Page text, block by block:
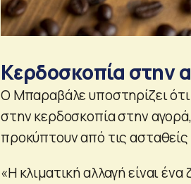
Κερδοσκοπία στην
Ο Μπαραβάλε υποστηρίζει
στην κερδοσκοπία στην
προκύπτουν από τις ασταθείς
«Η κλιματική αλλαγή είναι